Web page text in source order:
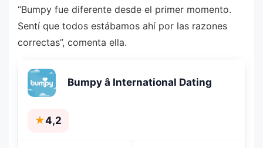
“Bumpy fue diferente desde el primer momento.
Sentí que todos estábamos ahí por las razones
correctas”, comenta ella.
Bumpy â International Dating
★4,2